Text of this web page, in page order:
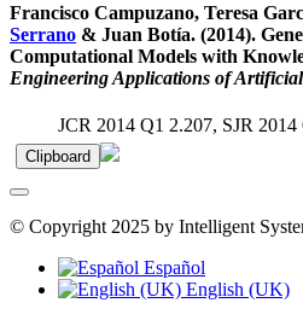
Francisco Campuzano, Teresa
Serrano & Juan Botía. (2014).
Computational Models with
Engineering Applications of
JCR 2014 Q1 2.207, SJR
Clipboard
© Copyright 2025 by Intelligent
Español
English (UK)